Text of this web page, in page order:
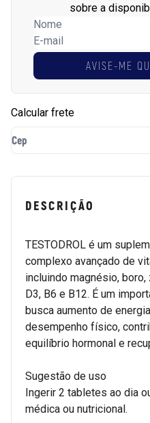
sobre a
AVISE-ME
Calcular frete
DESCRIÇÃO
TESTODROL é um
complexo avançado de
incluindo magnésio,
D3, B6 e B12. É um
busca aumento de
desempenho físico,
equilíbrio hormonal e
Sugestão de uso
Ingerir 2 tabletes ao dia
médica ou nutricional.